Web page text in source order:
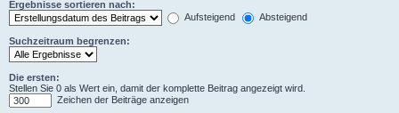
Ergebnisse sortieren nach:
Aufsteigend
Absteigend
Suchzeitraum begrenzen:
Die ersten:
Stellen Sie 0 als Wert ein, damit der komplette Beitrag angezeigt wird.
Zeichen der Beiträge anzeigen